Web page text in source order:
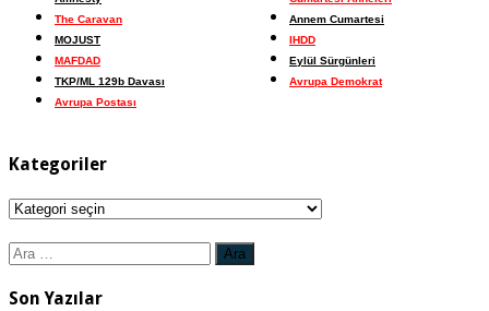
The Caravan
MOJUST
MAFDAD
TKP/ML 129b Davası
Avrupa Postası
Annem Cumartesi
IHDD
Eylül Sürgünleri
Avrupa Demokrat
Kategoriler
Kategoriler
Arama:
Son Yazılar